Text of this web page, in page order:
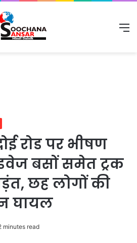
रोड पर भीषण
बसों समेत ट्रक
छह लोगों की
घायल
minutes read